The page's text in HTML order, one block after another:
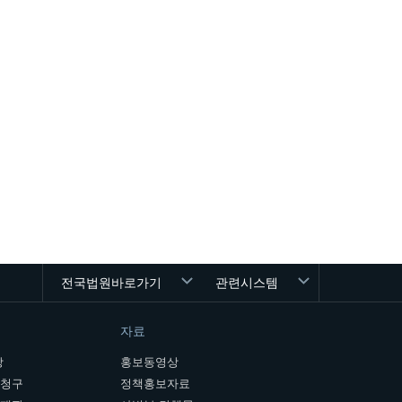
전국법원바로가기 관련시스템
구
자료
홍보동영상
정책홍보자료